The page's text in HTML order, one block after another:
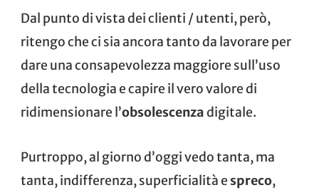
Dal punto di vista dei clienti / utenti, però,
ritengo che ci sia ancora tanto da lavorare per
dare una consapevolezza maggiore sull’uso
della tecnologia e capire il vero valore di
ridimensionare l’obsolescenzadigitale.
Purtroppo, al giorno d’oggi vedo tanta, ma
tanta, indifferenza, superficialità e spreco,